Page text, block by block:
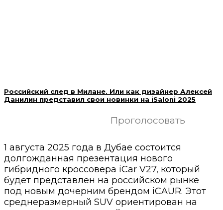
Российский след в Милане. Или как дизайнер Алексей
Данилин представил свои новинки на iSaloni 2025
Проголосовать
1 августа 2025 года в Дубае состоится
долгожданная презентация нового
гибридного кроссовера iCar V27, который
будет представлен на российском рынке
под новым дочерним брендом iCAUR. Этот
среднеразмерный SUV ориентирован на